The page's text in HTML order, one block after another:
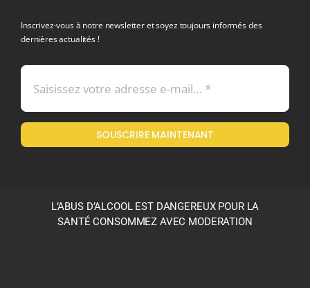
Mentions légales
Politique en matière de remboursements et de retours
Inscrivez-vous à notre newsletter et soyez toujours informés des
dernières actualités !
SOUSCRIRE MAINTENANT
L’ABUS D’ALCOOL EST DANGEREUX POUR LA
SANTÉ CONSOMMEZ AVEC MODERATION